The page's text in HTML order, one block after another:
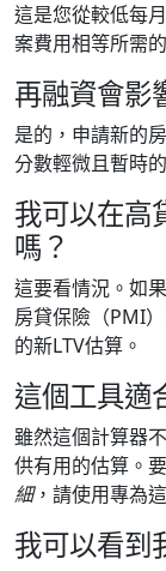
這是您從較低每
案費用相等所需
再融資會影
是的，申請新的
分數輕微且暫時
我可以在高
嗎？
這要看情況。如
房貸保險（PMI
的新LTV估算。
這個工具適
雖然這個計算器
供有用的估算。
細，請使用專為
我可以看到